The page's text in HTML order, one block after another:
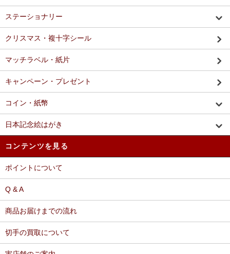
ステーショナリー
クリスマス・複十字シール
マッチラベル・紙片
キャンペーン・プレゼント
コイン・紙幣
日本記念絵はがき
コンテンツを見る
ポイントについて
Q & A
商品お届けまでの流れ
切手の買取について